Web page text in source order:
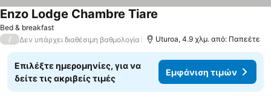
Bed & breakfast
Enzo Lodge Chambre Tiare
/ Δεν υπάρχει διαθέσιμη βαθμολογία Uturoa, 4.9 χλμ. από: Παπεέτε
Επιλέξτε ημερομηνίες, για να
δείτε τις ακριβείς τιμές
Εμφάνιση τιμών